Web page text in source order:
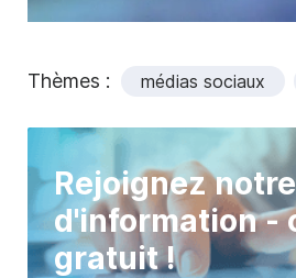
Thèmes : médias sociaux
Rejoignez
d'information -
gratuit !